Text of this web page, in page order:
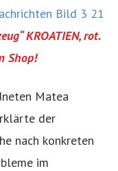
KROATIEN, rot.
Shop!
Matea
der
nach konkreten
im